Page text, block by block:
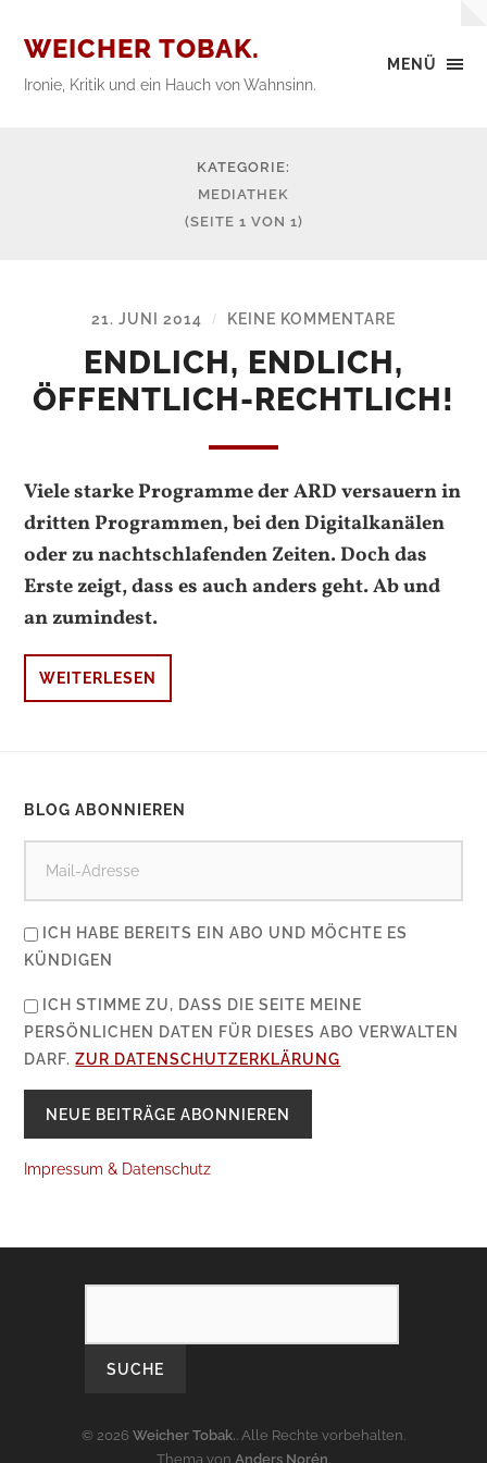
MENÜ
WEICHER TOBAK.
Ironie, Kritik und ein Hauch von Wahnsinn.
KATEGORIE:
MEDIATHEK
(SEITE 1 VON 1)
21. JUNI 2014 / KEINE KOMMENTARE
ENDLICH, ENDLICH,
ÖFFENTLICH-RECHTLICH!
Viele starke Programme der ARD versauern in
dritten Programmen, bei den Digitalkanälen
oder zu nachtschlafenden Zeiten. Doch das
Erste zeigt, dass es auch anders geht. Ab und
an zumindest.
WEITERLESEN
BLOG ABONNIEREN
ICH HABE BEREITS EIN ABO UND MÖCHTE ES
KÜNDIGEN
ICH STIMME ZU, DASS DIE SEITE MEINE
PERSÖNLICHEN DATEN FÜR DIESES ABO VERWALTEN
DARF.ZUR DATENSCHUTZERKLÄRUNG
Impressum & Datenschutz
SEARCH
© 2026 Weicher Tobak. . Alle Rechte vorbehalten.
Thema von Anders Norén